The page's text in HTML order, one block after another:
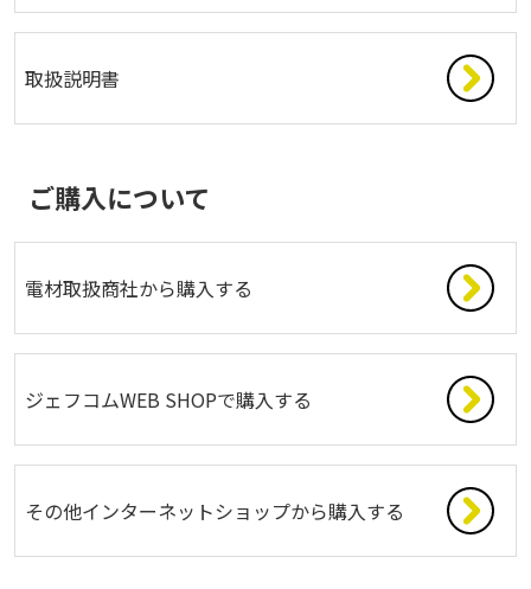
取扱説明書
ご購入について
電材取扱商社から購入する
ジェフコムWEB SHOPで購入する
その他インターネットショップから購入する